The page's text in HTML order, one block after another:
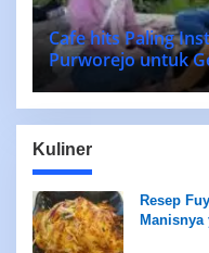
Cafe hits Paling
Purworejo untuk
Kuliner
Resep